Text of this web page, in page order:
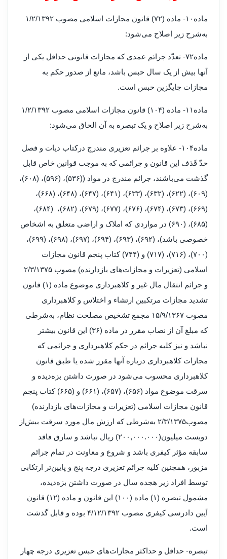
ماده۱۰- ماده (۷۲) قانون مجازات اسلامی مصوب ۱/۲/۱۳۹۲
به‌شرح زیر اصلاح می‌شود:
ماده۷۲‌- تعدّد جرائم عمدی که مجازات قانونی حداقل یکی از
آنها بیش از یک سال حبس باشد، مانع از صدور حکم به
مجازات جایگزین حبس است.
ماده۱۱- ماده (۱۰۴) قانون مجازات اسلامی مصوب ۱/۲/۱۳۹۲
به‌شرح زیر اصلاح و یک تبصره به آن الحاق می‌شود:
ماده۱۰۴- علاوه بر جرائم تعزیری مندرج درکتاب دیات و فصل
حدّ قَذف این قانون و جرائمی که به موجب قوانین خاص قابل
گذشت می‌باشند، جرائم مندرج در مواد ((۵۳۶)، (۵۹۶)، (۶۰۸)،
(۶۰۹)، (۶۲۲)، (۶۳۲)، (۶۳۳)، (۶۴۱)، (۶۴۷)، (۶۴۸)، (۶۶۸)،
(۶۶۹)، (۶۷۳)، (۶۷۴)، (۶۷۶)، (۶۷۷)، (۶۷۹)، (۶۸۲)، (۶۸۴)،
(۶۸۵)، (۶۹۰) در مواردی که املاک و اراضی متعلق به اشخاص
خصوصی باشد)، (۶۹۲)، (۶۹۳)، (۶۹۴)، (۶۹۷)، (۶۹۸)، (۶۹۹)،
(۷۰۰)، (۷۱۶)، (۷۱۷) و (۷۴۴) کتاب پنجم قانون مجازات
اسلامی (تعزیرات و مجازات‌های بازدارنده) مصوب ۲/۳/۱۳۷۵
و جرائم انتقال مال غیر و کلاهبرداری موضوع ماده (۱) قانون
تشدید مجازات مرتکبین ارتشاء و اختلاس و کلاهبرداری
مصوب ۱۵/۹/۱۳۶۷ مجمع تشخیص مصلحت نظام، به‌شرطی
که مبلغ آن از نصاب مقرر در ماده (۳۶) این قانون بیشتر
نباشد و نیز کلیه جرائم در حکم کلاهبرداری و جرائمی که
مجازات کلاهبرداری درباره آنها مقرر شده یا طبق قانون
کلاهبرداری محسوب می‌شود در صورت داشتن بزه‌دیده و
سرقت موضوع مواد (۶۵۶)، (۶۵۷)، (۶۶۱) و (۶۶۵) کتاب پنجم
قانون مجازات اسلامی (تعزیرات و مجازات‌های بازدارنده)
مصوب۲/۳/۱۳۷۵ به‌شرطی که ارزش مال مورد سرقت بیش‌از
دویست میلیون(۲۰۰,۰۰۰.۰۰۰) ریال نباشد و سارق فاقد
سابقه مؤثر کیفری باشد و شروع و معاونت در تمام جرائم
مزبور، همچنین کلیه جرائم تعزیری درجه پنج و پایین‌تر ارتکابی
توسط افراد زیر هجده سال در صورت داشتن بزه‌دیده،
مشمول تبصره (۱) ماده (۱۰۰) این قانون و ماده (۱۲) قانون
آیین دادرسی کیفری مصوب ۴/۱۲/۱۳۹۲ بوده و قابل گذشت
است.
تبصره- حداقل و حداکثر مجازات‌های حبس تعزیری درجه چهار